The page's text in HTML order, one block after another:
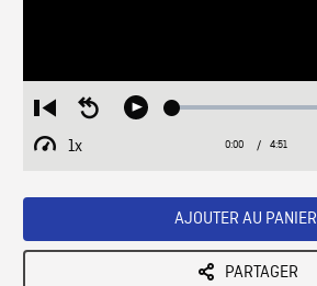
Restart
from
beginning
Seek
Play Loaded:
1x
Playback
Current
0:00 / Duration
4:51
AJOUTER AU PANIER
PARTAGER